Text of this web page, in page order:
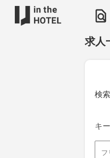
求人
検
キ